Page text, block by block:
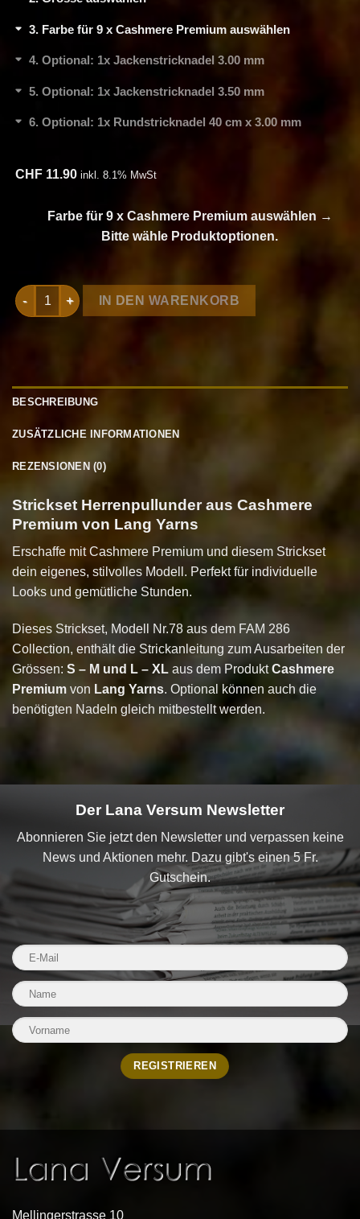
3 Farbe für 9 x Cashmere Premium auswählen
4 Optional: 1x Jackenstricknadel 3.00 mm
5 Optional: 1x Jackenstricknadel 3.50 mm
6 Optional: 1x Rundstricknadel 40 cm x 3.00 mm
CHF 11.90 inkl. 8.1% MwSt
Farbe für 9 x Cashmere Premium auswählen →
Bitte wähle Produktoptionen.
Strickset Herrenpullunder aus Cashmere Premium von Lang
IN DEN WARENKORB
BESCHREIBUNG
ZUSÄTZLICHE INFORMATIONEN
REZENSIONEN (0)
Strickset Herrenpullunder aus Cashmere
Premium von Lang Yarns
Erschaffe mit Cashmere Premium und diesem Strickset
dein eigenes, stilvolles Modell. Perfekt für individuelle
Looks und gemütliche Stunden.
Dieses Strickset, Modell Nr.78 aus dem FAM 286
Collection, enthält die Strickanleitung zum Ausarbeiten der
Grössen: S – M und L – XL aus dem ProduktCashmere
Premium von Lang Yarns. Optional können auch die
benötigten Nadeln gleich mitbestellt werden.
Der Lana Versum Newsletter
Abonnieren Sie jetzt den Newsletter und verpassen keine
News und Aktionen mehr. Dazu gibt's einen 5 Fr.
Gutschein.
Mellingerstrasse 10